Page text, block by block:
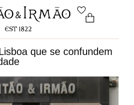
que se confundem